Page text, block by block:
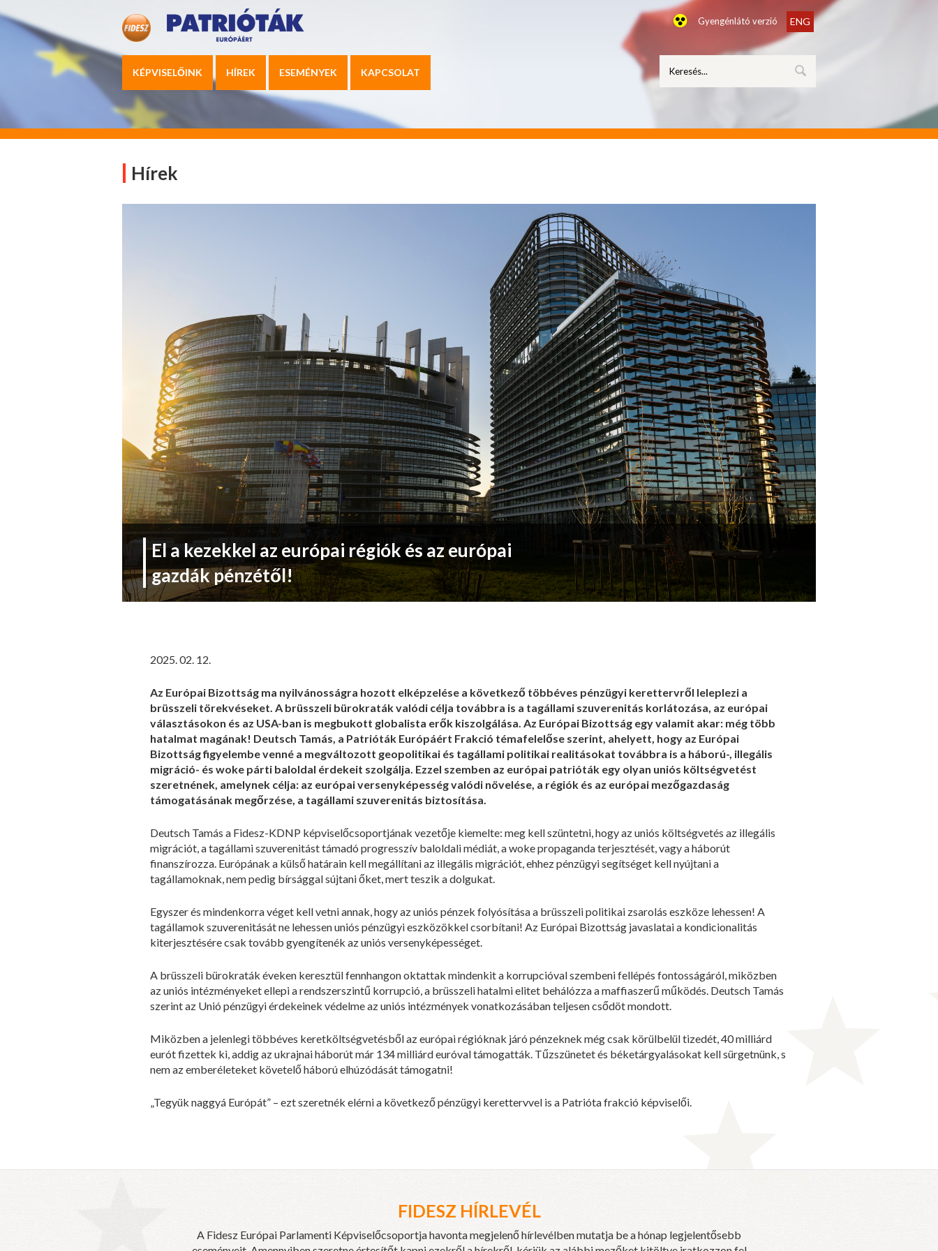
Gyengénlátó verzió ENG
KÉPVISELŐINK HÍREK ESEMÉNYEK KAPCSOLAT
Hírek
El a kezekkel az európai régiók és az európai
gazdák pénzétől!
2025. 02. 12.
Az Európai Bizottság ma nyilvánosságra hozott elképzelése a következő többéves pénzügyi kerettervről leleplezi a
brüsszeli törekvéseket. A brüsszeli bürokraták valódi célja továbbra is a tagállami szuverenitás korlátozása, az európai
választásokon és az USA-ban is megbukott globalista erők kiszolgálása. Az Európai Bizottság egy valamit akar: még több
hatalmat magának! Deutsch Tamás, a Patrióták Európáért Frakció témafelelőse szerint, ahelyett, hogy az Európai
Bizottság figyelembe venné a megváltozott geopolitikai és tagállami politikai realitásokat továbbra is a háború-, illegális
migráció- és woke párti baloldal érdekeit szolgálja. Ezzel szemben az európai patrióták egy olyan uniós költségvetést
szeretnének, amelynek célja: az európai versenyképesség valódi növelése, a régiók és az európai mezőgazdaság
támogatásának megőrzése, a tagállami szuverenitás biztosítása.
Deutsch Tamás a Fidesz-KDNP képviselőcsoportjának vezetője kiemelte: meg kell szüntetni, hogy az uniós költségvetés az illegális
migrációt, a tagállami szuverenitást támadó progresszív baloldali médiát, a woke propaganda terjesztését, vagy a háborút
finanszírozza. Európának a külső határain kell megállítani az illegális migrációt, ehhez pénzügyi segítséget kell nyújtani a
tagállamoknak, nem pedig bírsággal sújtani őket, mert teszik a dolgukat.
Egyszer és mindenkorra véget kell vetni annak, hogy az uniós pénzek folyósítása a brüsszeli politikai zsarolás eszköze lehessen! A
tagállamok szuverenitását ne lehessen uniós pénzügyi eszközökkel csorbítani! Az Európai Bizottság javaslatai a kondicionalitás
kiterjesztésére csak tovább gyengítenék az uniós versenyképességet.
A brüsszeli bürokraták éveken keresztül fennhangon oktattak mindenkit a korrupcióval szembeni fellépés fontosságáról, miközben
az uniós intézményeket ellepi a rendszerszintű korrupció, a brüsszeli hatalmi elitet behálózza a maffiaszerű működés. Deutsch Tamás
szerint az Unió pénzügyi érdekeinek védelme az uniós intézmények vonatkozásában teljesen csődöt mondott.
Miközben a jelenlegi többéves keretköltségvetésből az európai régióknak járó pénzeknek még csak körülbelül tizedét, 40 milliárd
eurót fizettek ki, addig az ukrajnai háborút már 134 milliárd euróval támogatták. Tűzszünetet és béketárgyalásokat kell sürgetnünk, s
nem az emberéleteket követelő háború elhúzódását támogatni!
„Tegyük naggyá Európát” – ezt szeretnék elérni a következő pénzügyi kerettervvel is a Patrióta frakció képviselői.
FIDESZ HÍRLEVÉL
A Fidesz Európai Parlamenti Képviselőcsoportja havonta megjelenő hírlevélben mutatja be a hónap legjelentősebb